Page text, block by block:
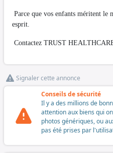
Parce que vos enfants méritent le
esprit.
Contactez TRUST
Signaler cette annonce
Conseils de sécurité
Il y a des millions de
attention aux biens qui
photos génériques, ou
pas été prises par